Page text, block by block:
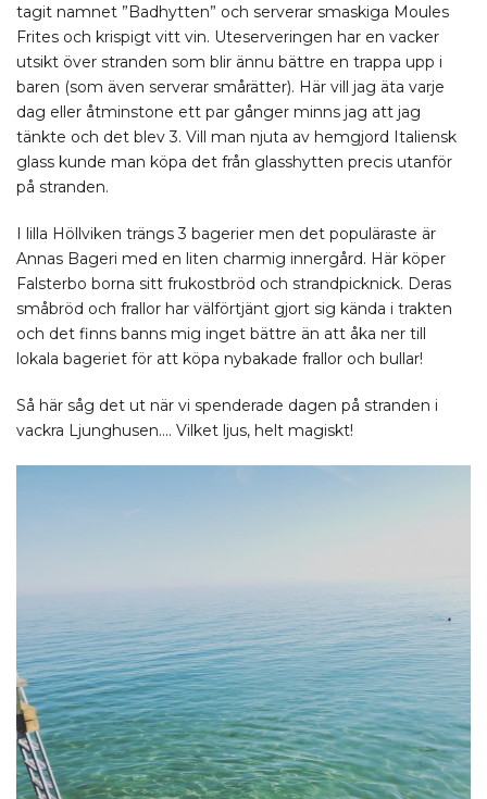
tagit namnet ”Badhytten” och serverar smaskiga Moules
Frites och krispigt vitt vin. Uteserveringen har en vacker
utsikt över stranden som blir ännu bättre en trappa upp i
baren (som även serverar smårätter). Här vill jag äta varje
dag eller åtminstone ett par gånger minns jag att jag
tänkte och det blev 3. Vill man njuta av hemgjord Italiensk
glass kunde man köpa det från glasshytten precis utanför
på stranden.
I lilla Höllviken trängs 3 bagerier men det populäraste är
Annas Bageri med en liten charmig innergård. Här köper
Falsterbo borna sitt frukostbröd och strandpicknick. Deras
småbröd och frallor har välförtjänt gjort sig kända i trakten
och det finns banns mig inget bättre än att åka ner till
lokala bageriet för att köpa nybakade frallor och bullar!
Så här såg det ut när vi spenderade dagen på stranden i
vackra Ljunghusen…. Vilket ljus, helt magiskt!